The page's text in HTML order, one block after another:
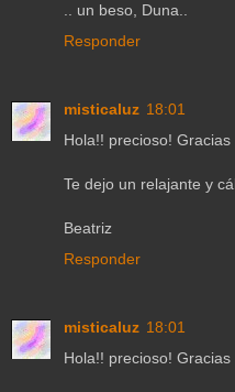
.. un beso, Duna..
Responder
misticaluz 18:01
Hola!! precioso!
Te dejo un relajante y
Beatriz
Responder
misticaluz 18:01
Hola!! precioso!